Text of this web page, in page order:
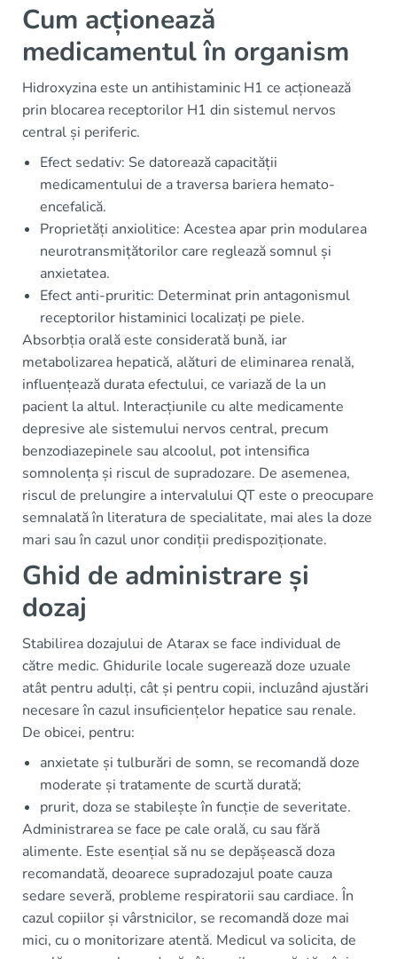
Cum acționează
medicamentul în organism
Hidroxyzina este un antihistaminic H1 ce acționează
prin blocarea receptorilor H1 din sistemul nervos
central și periferic.
Efect sedativ: Se datorează capacității
medicamentului de a traversa bariera hemato-
encefalică.
Proprietăți anxiolitice: Acestea apar prin modularea
neurotransmițătorilor care reglează somnul și
anxietatea.
Efect anti-pruritic: Determinat prin antagonismul
receptorilor histaminici localizați pe piele.
Absorbția orală este considerată bună, iar
metabolizarea hepatică, alături de eliminarea renală,
influențează durata efectului, ce variază de la un
pacient la altul. Interacțiunile cu alte medicamente
depresive ale sistemului nervos central, precum
benzodiazepinele sau alcoolul, pot intensifica
somnolența și riscul de supradozare. De asemenea,
riscul de prelungire a intervalului QT este o preocupare
semnalată în literatura de specialitate, mai ales la doze
mari sau în cazul unor condiții predispoziționate.
Ghid de administrare și
dozaj
Stabilirea dozajului de Atarax se face individual de
către medic. Ghidurile locale sugerează doze uzuale
atât pentru adulți, cât și pentru copii, incluzând ajustări
necesare în cazul insuficiențelor hepatice sau renale.
De obicei, pentru:
anxietate și tulburări de somn, se recomandă doze
moderate și tratamente de scurtă durată;
prurit, doza se stabilește în funcție de severitate.
Administrarea se face pe cale orală, cu sau fără
alimente. Este esențial să nu se depășească doza
recomandată, deoarece supradozajul poate cauza
sedare severă, probleme respiratorii sau cardiace. În
cazul copiilor și vârstnicilor, se recomandă doze mai
mici, cu o monitorizare atentă. Medicul va solicita, de